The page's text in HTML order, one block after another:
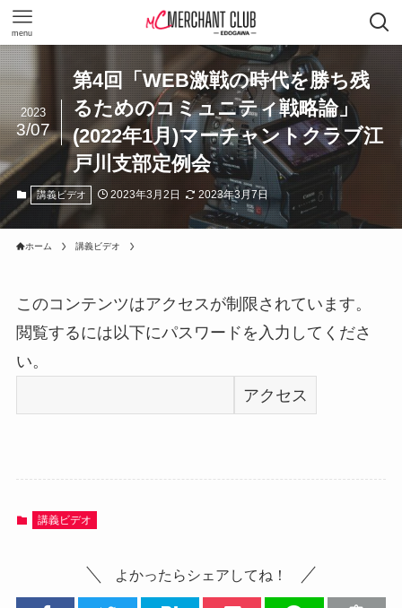
menu
第4回「WEB激戦の時代を勝ち残
るためのコミュニティ戦略論」
(2022年1月)マーチャントクラブ江
戸川支部定例会
2023
3/07
講義ビデオ 2023年3月2日 2023年3月7日
ホーム 講義ビデオ
このコンテンツはアクセスが制限されています。
閲覧するには以下にパスワードを入力してくださ
い。
講義ビデオ
よかったらシェアしてね！